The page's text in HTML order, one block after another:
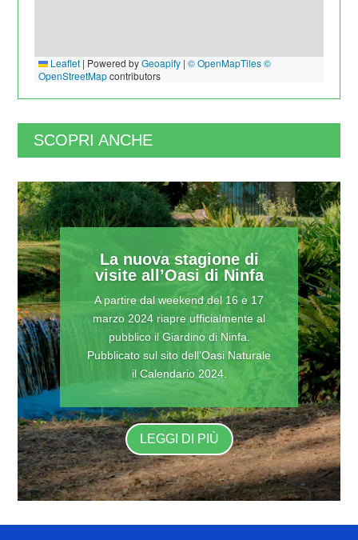
Leaflet | Powered byGeoapify |© OpenMapTiles ©
OpenStreetMapcontributors
SCOPRI ANCHE
La nuova stagione di
visite all’Oasi di Ninfa
A partire dal weekend del 16 e 17
marzo 2024 riapre ufficialmente al
pubblico il Giardino di Ninfa.
Pubblicato sul sito dell’Oasi Naturale
il Calendario 2024.
LEGGI DI PIÙ